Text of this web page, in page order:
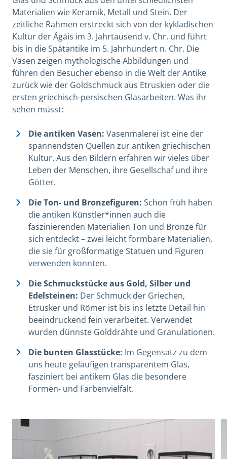
Materialien wie Keramik, Metall und Stein. Der
zeitliche Rahmen erstreckt sich von der kykladischen
Kultur der Ägäis im 3. Jahrtausend v. Chr. und führt
bis in die Spätantike im 5. Jahrhundert n. Chr. Die
Vasen zeigen mythologische Abbildungen und
führen den Besucher ebenso in die Welt der Antike
zurück wie der Goldschmuck aus Etruskien oder die
ersten griechisch-persischen Glasarbeiten. Was ihr
sehen müsst:
Die antiken Vasen: Vasenmalerei ist eine der
spannendsten Quellen zur antiken griechischen
Kultur. Aus den Bildern erfahren wir vieles über
Leben der Menschen, ihre Gesellschaf und ihre
Götter.
Die Ton- und Bronzefiguren: Schon früh haben
die antiken Künstler*innen auch die
faszinierenden Materialien Ton und Bronze für
sich entdeckt – zwei leicht formbare Materialien,
die sie für großformatige Statuen und Figuren
verwenden konnten.
Die Schmuckstücke aus Gold, Silber und
Edelsteinen: Der Schmuck der Griechen,
Etrusker und Römer ist bis ins letzte Detail hin
beeindruckend fein verarbeitet. Verwendet
wurden dünnste Golddrähte und Granulationen.
Die bunten Glasstücke: Im Gegensatz zu dem
uns heute geläufigen transparentem Glas,
fasziniert bei antikem Glas die besondere
Formen- und Farbenvielfalt.
View image in modal